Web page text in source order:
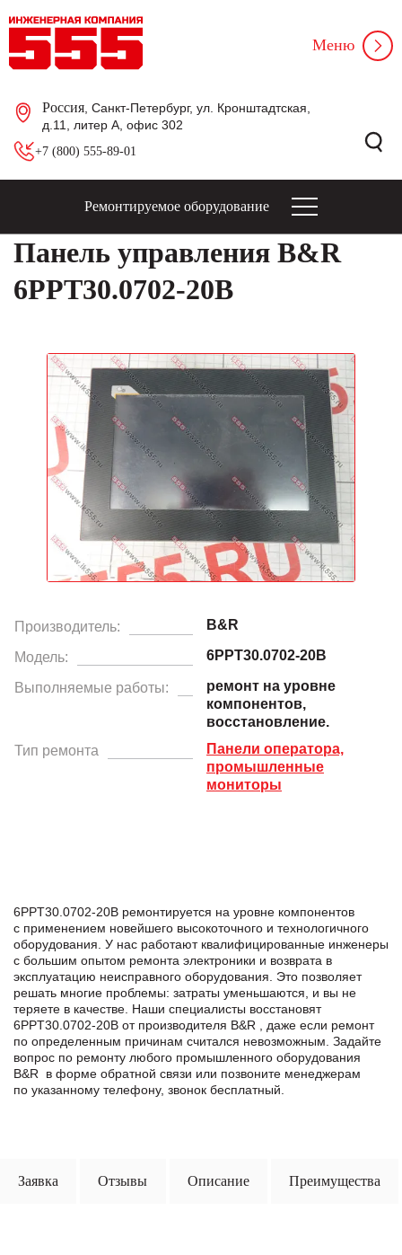
Россия , Санкт-Петербург, ул. Кронштадтская,
д.11, литер А, офис 302
+7 (800) 555-89-01
Меню
Ремонтируемое оборудование
Панель управления B&R
6PPT30.0702-20B
Производитель: B&R
Модель: 6PPT30.0702-20B
Выполняемые работы:
ремонт на уровне
компонентов,
восстановление.
Тип ремонта
Панели оператора,
промышленные
мониторы
6PPT30.0702-20B ремонтируется на уровне компонентов
с применением новейшего высокоточного и технологичного
оборудования. У нас работают квалифицированные инженеры
с большим опытом ремонта электроники и возврата в
эксплуатацию неисправного оборудования. Это позволяет
решать многие проблемы: затраты уменьшаются, и вы не
теряете в качестве. Наши специалисты восстановят
6PPT30.0702-20B от производителя B&R , даже если ремонт
по определенным причинам считался невозможным. Задайте
вопрос по ремонту любого промышленного оборудования
B&R в формe обратной связи или позвоните менеджерам
по указанному телефону, звонок бесплатный.
Заявка Отзывы Описание Преимущества